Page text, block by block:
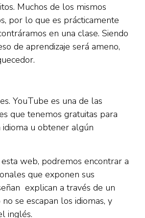
Muchos de los mismos
por lo que es prácticamente
en una clase. Siendo
de aprendizaje será ameno,
YouTube es una de las
que tenemos gratuitas para
u obtener algún
web, podremos encontrar a
que exponen sus
explican a través de un
se escapan los idiomas, y
inglés.